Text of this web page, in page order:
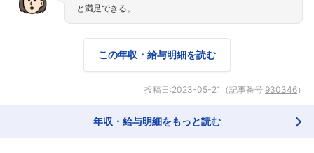
と満足できる。
この年収・給与明細を読む
投稿日:2023-05-21 （記事番号:930346）
年収・給与明細をもっと読む